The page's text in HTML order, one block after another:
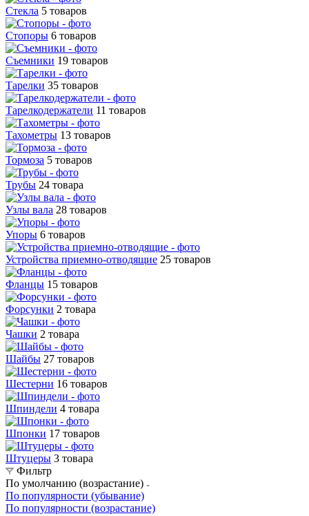
Стекла 5 товаров
Стопоры 6 товаров
Съемники 19 товаров
Тарелки 35 товаров
Тарелкодержатели 11 товаров
Тахометры 13 товаров
Тормоза 5 товаров
Трубы 24 товара
Узлы вала 28 товаров
Упоры 6 товаров
Устройства приемно-отводящие 25 товаров
Фланцы 15 товаров
Форсунки 2 товара
Чашки 2 товара
Шайбы 27 товаров
Шестерни 16 товаров
Шпиндели 4 товара
Шпонки 17 товаров
Штуцеры 3 товара
Фильтр
По умолчанию (возрастание)
По популярности (убывание)
По популярности (возрастание)